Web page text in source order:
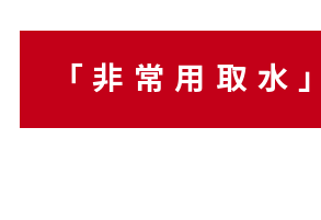
「非常用取水」